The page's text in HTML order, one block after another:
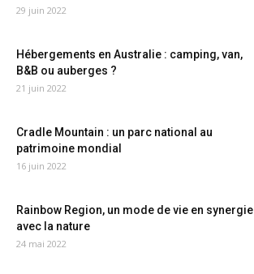
29 juin 2022
Hébergements en Australie : camping, van,
B&B ou auberges ?
21 juin 2022
Cradle Mountain : un parc national au
patrimoine mondial
16 juin 2022
Rainbow Region, un mode de vie en synergie
avec la nature
24 mai 2022